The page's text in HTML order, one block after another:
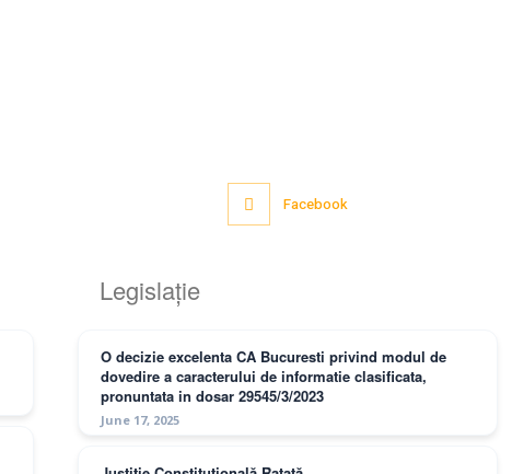
Facebook
Legislație
O decizie excelenta CA Bucuresti privind modul de
dovedire a caracterului de informatie clasificata,
pronuntata in dosar 29545/3/2023
June 17, 2025